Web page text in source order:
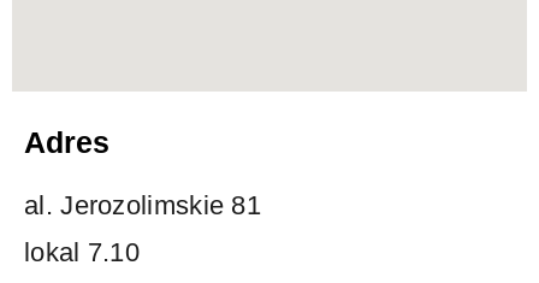
Adres
al. Jerozolimskie 81
lokal 7.10